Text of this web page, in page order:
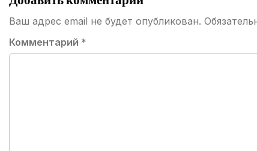
Ваш адрес email не будет опубликован.
Комментарий *